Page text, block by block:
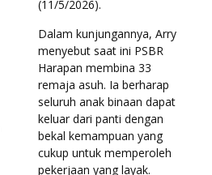
(11/5/2026).
Dalam kunjungannya, Arry
menyebut saat ini PSBR
Harapan membina 33
remaja asuh. Ia berharap
seluruh anak binaan dapat
keluar dari panti dengan
bekal kemampuan yang
cukup untuk memperoleh
pekerjaan yang layak.